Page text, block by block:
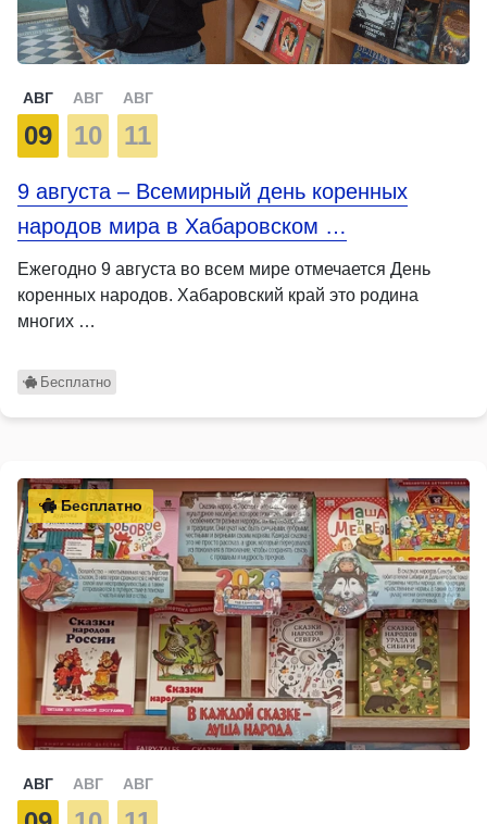
АВГ
09
АВГ
10
АВГ
11
9 августа – Всемирный день коренных
народов мира в Хабаровском …
Ежегодно 9 августа во всем мире отмечается День
коренных народов. Хабаровский край это родина
многих …
Бесплатно
Бесплатно
АВГ АВГ АВГ